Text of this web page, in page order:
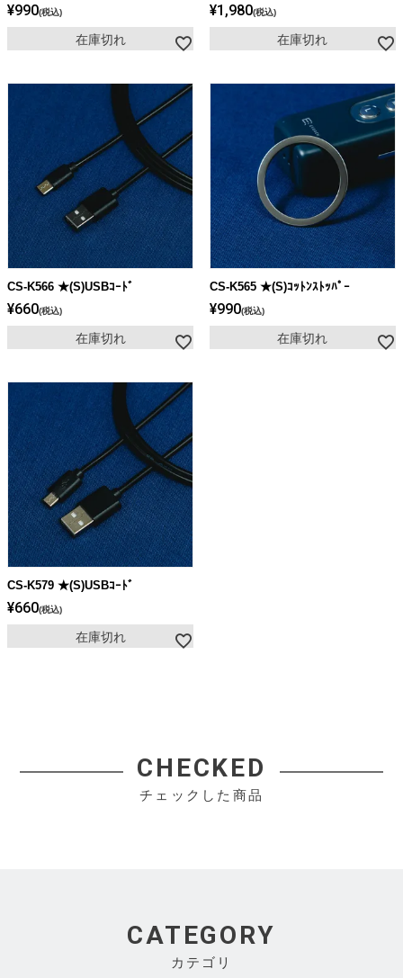
¥990 税込
在庫切れ
¥1,980 税込
在庫切れ
CS-K566 ★(S)USBｺｰﾄﾞ
¥660 税込
在庫切れ
CS-K565 ★(S)ｺｯﾄﾝｽﾄｯﾊﾟｰ
¥990 税込
在庫切れ
CS-K579 ★(S)USBｺｰﾄﾞ
¥660 税込
在庫切れ
CHECKED
チェックした商品
CATEGORY
カテゴリ